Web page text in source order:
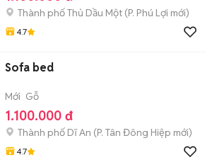
Thành phố Thủ Dầu Một (P. Phú Lợi mới)
4.7
Sofa bed
Mới Gỗ
1.100.000 đ
Thành phố Dĩ An (P. Tân Đông Hiệp mới)
4.7